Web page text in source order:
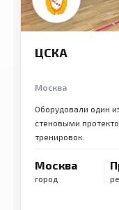
ЦСКА
Москва
Оборудовали один
стеновыми
тренировок.
Москва
город